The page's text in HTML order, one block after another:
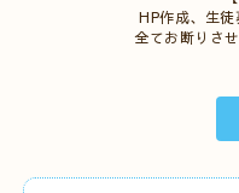
HP作成、生
全てお断りさ